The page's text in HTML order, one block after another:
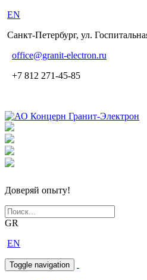
EN
Санкт-Петербург, ул.
office@granit-electron.ru
+7 812 271-45-85
Доверяй опыту!
GR
EN
Toggle navigation